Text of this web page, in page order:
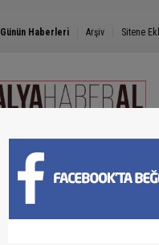
Günün Haberleri Arşiv Sitene
GÜNCEL POLİS-ADLİYE